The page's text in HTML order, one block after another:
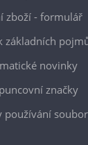
zboží - formulář
základních
novinky
značky
používání